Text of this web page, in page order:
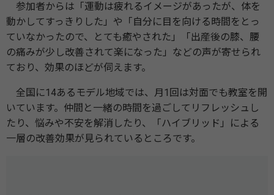
参加者からは「運動は疲れるイメージがあったが、体を
動かしてすっきりした」や「自分に目を向ける時間をとっ
ていなかったので、とても癒やされた」「出産後の膝、腰
の痛みが少し改善されて楽になった」などの声が寄せられ
ており、効果のほどが伺えます。
全国に14あるモデル地域では、月1回は対面でも教室を開
いています。仲間と一緒の時間を過ごしてリフレッシュし
たり、悩みや不安を解消したり、「ハイブリッド」による
一層の改善効果が見られているところです。